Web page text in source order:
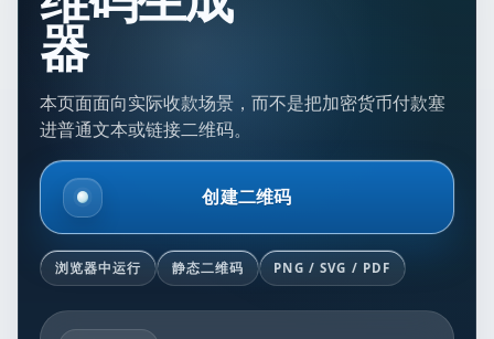
器
本页面面向实际收款场景，而不是把加密货币付款塞
进普通文本或链接二维码。
创建二维码
浏览器中运行 静态二维码 PNG / SVG / PDF